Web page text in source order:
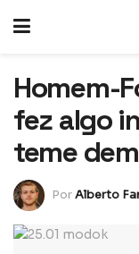
Homem-
fez algo
teme
PorAlberto